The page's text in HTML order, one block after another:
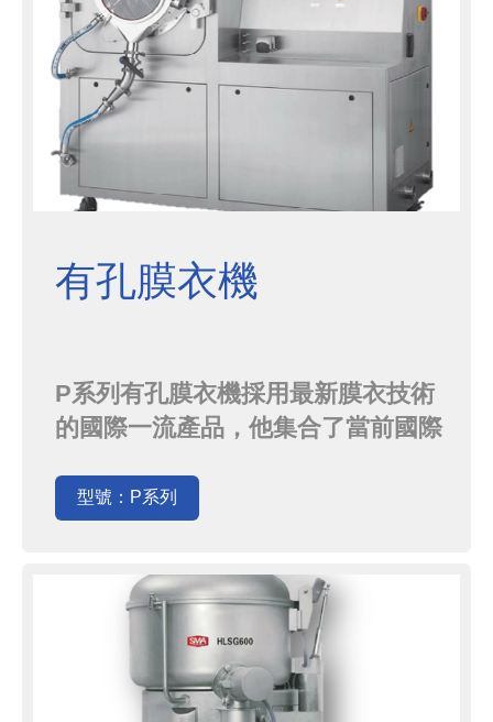
有孔膜衣機
P系列有孔膜衣機採用最新膜衣技術
的國際一流產品，他集合了當前國際
製藥工業對機器隔離、清潔的最新要
求，能夠達到完全隔離生產，減少高
保護。
型號：P系列